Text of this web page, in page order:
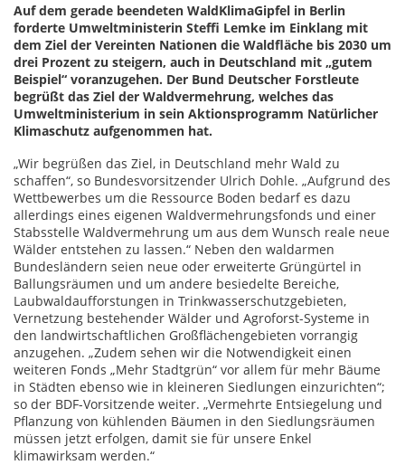
Auf dem gerade beendeten WaldKlimaGipfel in Berlin
forderte Umweltministerin Steffi Lemke im Einklang mit
dem Ziel der Vereinten Nationen die Waldfläche bis 2030 um
drei Prozent zu steigern, auch in Deutschland mit „gutem
Beispiel“ voranzugehen. Der Bund Deutscher Forstleute
begrüßt das Ziel der Waldvermehrung, welches das
Umweltministerium in sein Aktionsprogramm Natürlicher
Klimaschutz aufgenommen hat.
„Wir begrüßen das Ziel, in Deutschland mehr Wald zu
schaffen“, so Bundesvorsitzender Ulrich Dohle. „Aufgrund des
Wettbewerbes um die Ressource Boden bedarf es dazu
allerdings eines eigenen Waldvermehrungsfonds und einer
Stabsstelle Waldvermehrung um aus dem Wunsch reale neue
Wälder entstehen zu lassen.“ Neben den waldarmen
Bundesländern seien neue oder erweiterte Grüngürtel in
Ballungsräumen und um andere besiedelte Bereiche,
Laubwaldaufforstungen in Trinkwasserschutzgebieten,
Vernetzung bestehender Wälder und Agroforst-Systeme in
den landwirtschaftlichen Großflächengebieten vorrangig
anzugehen. „Zudem sehen wir die Notwendigkeit einen
weiteren Fonds „Mehr Stadtgrün“ vor allem für mehr Bäume
in Städten ebenso wie in kleineren Siedlungen einzurichten“;
so der BDF-Vorsitzende weiter. „Vermehrte Entsiegelung und
Pflanzung von kühlenden Bäumen in den Siedlungsräumen
müssen jetzt erfolgen, damit sie für unsere Enkel
klimawirksam werden.“